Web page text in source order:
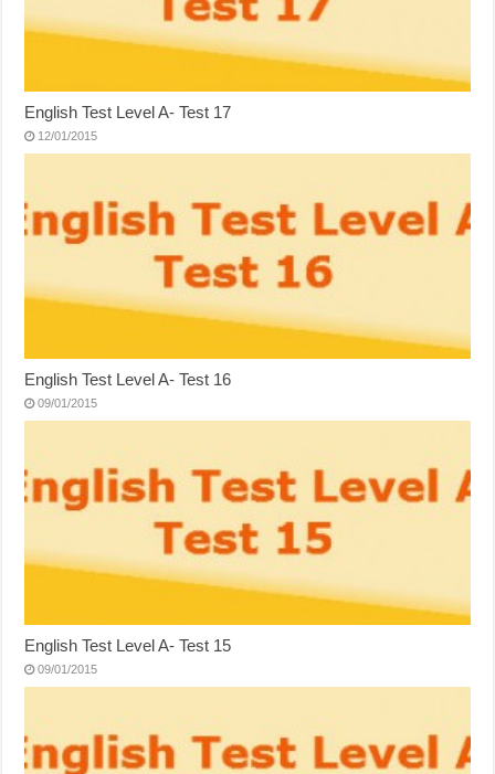
English Test Level A- Test 17
12/01/2015
English Test Level A- Test 16
09/01/2015
English Test Level A- Test 15
09/01/2015